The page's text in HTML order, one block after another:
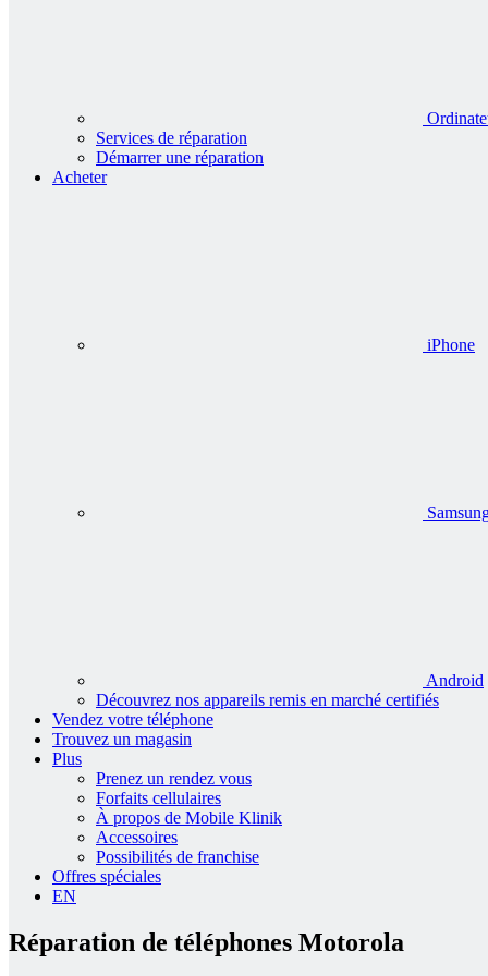
Services de réparation
Démarrer une réparation
Acheter
iPhone
Android
Découvrez nos appareils remis en marché certifiés
Vendez votre téléphone
Trouvez un magasin
Plus
Prenez un rendez vous
Forfaits cellulaires
À propos de Mobile Klinik
Accessoires
Possibilités de franchise
Offres spéciales
EN
Réparation de téléphones Motorola